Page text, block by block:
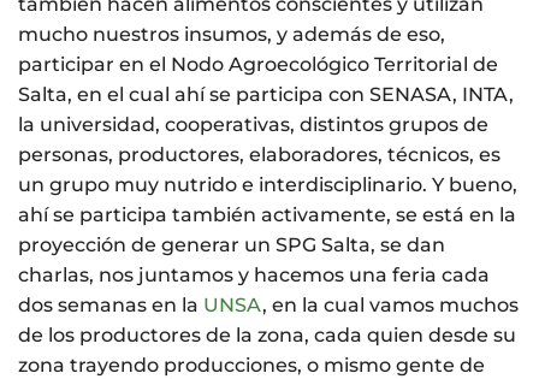
mucho nuestros insumos, y además de eso,
participar en el Nodo Agroecológico Territorial de
Salta, en el cual ahí se participa con SENASA, INTA,
la universidad, cooperativas, distintos grupos de
personas, productores, elaboradores, técnicos, es
un grupo muy nutrido e interdisciplinario. Y bueno,
ahí se participa también activamente, se está en la
proyección de generar un SPG Salta, se dan
charlas, nos juntamos y hacemos una feria cada
dos semanas en la UNSA, en la cual vamos muchos
de los productores de la zona, cada quien desde su
zona trayendo producciones, o mismo gente de